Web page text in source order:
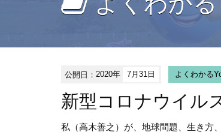
公開日：2020年 7月31日 よくわかる
新型コロナウイル
私（高木善之）が、地球問題、生き方